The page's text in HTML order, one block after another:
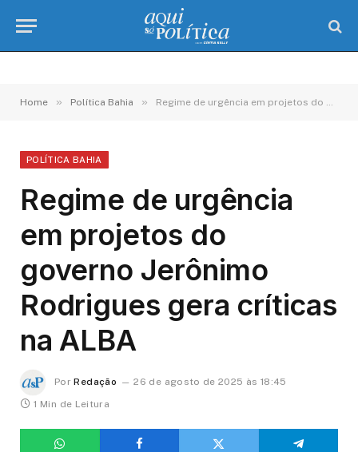
Home » Política Bahia » Regime de urgência em projetos do governo Jerônimo Rodrigues gera críticas na ALBA
POLÍTICA BAHIA
Regime de urgência
em projetos do
governo Jerônimo
Rodrigues gera críticas
na ALBA
Por Redação
26 de agosto de 2025 às 18:45
1 Min de Leitura